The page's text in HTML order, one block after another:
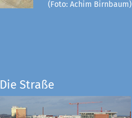
(Foto: Achim Birnbaum)
Straße